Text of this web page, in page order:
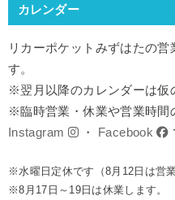
カレンダー
リカーポケットみずはたの営
す。
※翌月以降のカレンダーは仮
※臨時営業・休業や営業時間
Instagram
・ Facebook
※水曜日定休です（8月12日は営業
※8月17日～19日は休業します。